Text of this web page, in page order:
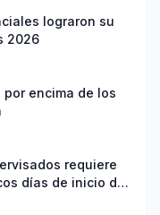
lograron su
2026
encima de los
requiere
días de inicio del